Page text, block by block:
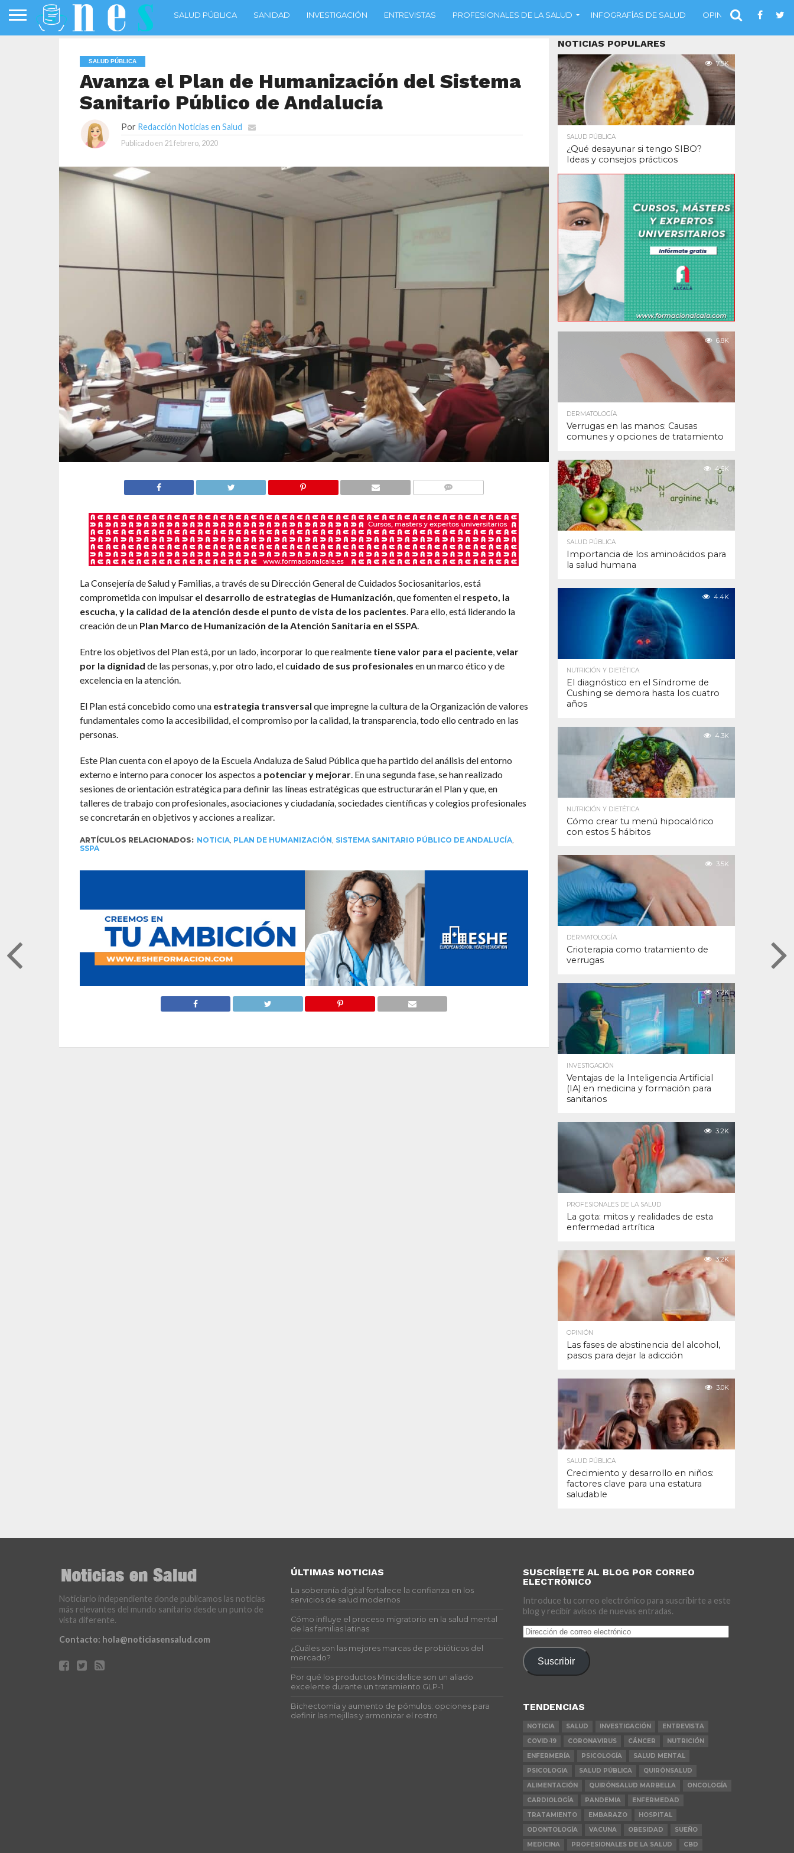
SALUD PÚBLICA SANIDAD INVESTIGACIÓN ENTREVISTAS PROFESIONALES DE LA SALUD INFOGRAFÍAS DE SALUD OPINIÓN
SALUD PÚBLICA
Avanza el Plan de Humanización del Sistema
Sanitario Público de Andalucía
Por Redacción Noticias en Salud
Publicado en 21 febrero, 2020
La Consejería de Salud y Familias, a través de su Dirección General de Cuidados Sociosanitarios, está
comprometida con impulsar el desarrollo de estrategias de Humanización, que fomenten el respeto, la
escucha, y la calidad de la atención desde el punto de vista de los pacientes. Para ello, está liderando la
creación de un Plan Marco de Humanización de la Atención Sanitaria en el SSPA.
Entre los objetivos del Plan está, por un lado, incorporar lo que realmente tiene valor para el paciente,velar
por la dignidad de las personas, y, por otro lado, el cuidado de sus profesionales en un marco ético y de
excelencia en la atención.
El Plan está concebido como una estrategia transversal que impregne la cultura de la Organización de valores
fundamentales como la accesibilidad, el compromiso por la calidad, la transparencia, todo ello centrado en las
personas.
Este Plan cuenta con el apoyo de la Escuela Andaluza de Salud Pública que ha partido del análisis del entorno
externo e interno para conocer los aspectos a potenciar y mejorar. En una segunda fase, se han realizado
sesiones de orientación estratégica para definir las líneas estratégicas que estructurarán el Plan y que, en
talleres de trabajo con profesionales, asociaciones y ciudadanía, sociedades científicas y colegios profesionales
se concretarán en objetivos y acciones a realizar.
ARTÍCULOS RELACIONADOS: NOTICIA, PLAN DE HUMANIZACIÓN, SISTEMA SANITARIO PÚBLICO DE ANDALUCÍA,
SSPA
NOTICIAS POPULARES
7.5K
SALUD PÚBLICA
¿Qué desayunar si tengo SIBO?
Ideas y consejos prácticos
6.8K
DERMATOLOGÍA
Verrugas en las manos: Causas
comunes y opciones de tratamiento
4.6K
SALUD PÚBLICA
Importancia de los aminoácidos para
la salud humana
4.4K
NUTRICIÓN Y DIETÉTICA
El diagnóstico en el Síndrome de
Cushing se demora hasta los cuatro
años
4.3K
NUTRICIÓN Y DIETÉTICA
Cómo crear tu menú hipocalórico
con estos 5 hábitos
3.5K
DERMATOLOGÍA
Crioterapia como tratamiento de
verrugas
3.2K
INVESTIGACIÓN
Ventajas de la Inteligencia Artificial
(IA) en medicina y formación para
sanitarios
3.2K
PROFESIONALES DE LA SALUD
La gota: mitos y realidades de esta
enfermedad artrítica
3.2K
OPINIÓN
Las fases de abstinencia del alcohol,
pasos para dejar la adicción
3.0K
SALUD PÚBLICA
Crecimiento y desarrollo en niños:
factores clave para una estatura
saludable
Noticiario independiente donde publicamos las noticias
más relevantes del mundo sanitario desde un punto de
vista diferente.
Contacto: hola@noticiasensalud.com
ÚLTIMAS NOTICIAS
La soberanía digital fortalece la confianza en los
servicios de salud modernos
Cómo influye el proceso migratorio en la salud mental
de las familias latinas
¿Cuáles son las mejores marcas de probióticos del
mercado?
Por qué los productos Mincidelice son un aliado
excelente durante un tratamiento GLP-1
Bichectomía y aumento de pómulos: opciones para
definir las mejillas y armonizar el rostro
SUSCRÍBETE AL BLOG POR CORREO
ELECTRÓNICO
Introduce tu correo electrónico para suscribirte a este
blog y recibir avisos de nuevas entradas.
Dirección
de
correo
electrónico
Suscribir
TENDENCIAS
NOTICIA SALUD INVESTIGACIÓN
ENTREVISTA
COVID-19
CORONAVIRUS CÁNCER
NUTRICIÓN
ENFERMERÍA
PSICOLOGÍA
SALUD MENTAL
PSICOLOGIA
SALUD PÚBLICA
QUIRÓNSALUD
ALIMENTACIÓN
QUIRÓNSALUD MARBELLA
ONCOLOGÍA
CARDIOLOGÍA
PANDEMIA
ENFERMEDAD
TRATAMIENTO
EMBARAZO
HOSPITAL
ODONTOLOGÍA
VACUNA OBESIDAD
SUEÑO
MEDICINA
PROFESIONALES DE LA SALUD CBD